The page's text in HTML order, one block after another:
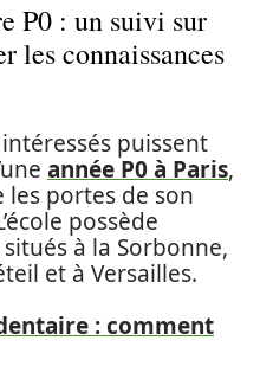
P0 : un suivi sur
les connaissances
puissent
année P0 à Paris,
portes de son
possède
à la Sorbonne,
et à Versailles.
: comment